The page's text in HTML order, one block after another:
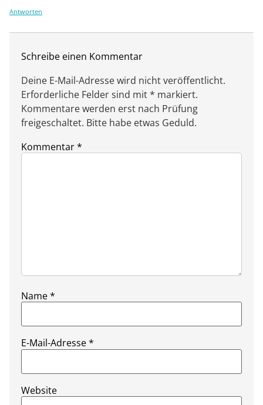
Antworten
Schreibe einen Kommentar
Deine E-Mail-Adresse wird nicht veröffentlicht.
Erforderliche Felder sind mit * markiert.
Kommentare werden erst nach Prüfung
freigeschaltet. Bitte habe etwas Geduld.
Kommentar*
Name*
E-Mail-Adresse*
Website